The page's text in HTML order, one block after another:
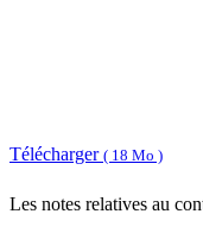
Télécharger ( 18 Mo )
Les notes relatives au